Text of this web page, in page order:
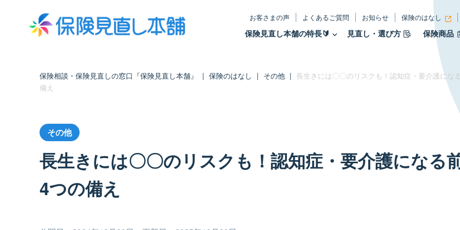
お客さまの声 よくあるご質問 お知らせ 保険のはなし
保険見直し本舗の特長🔰 見直し・選び方 保険商品
保険相談・保険見直しの窓口『保険見直し本舗』 | 保険のはなし | その他 | 長生きには〇〇のリスクも！認知症・要介護にな
備え
その他
長生きには〇〇のリスクも！認知症・要介護になる
4つの備え